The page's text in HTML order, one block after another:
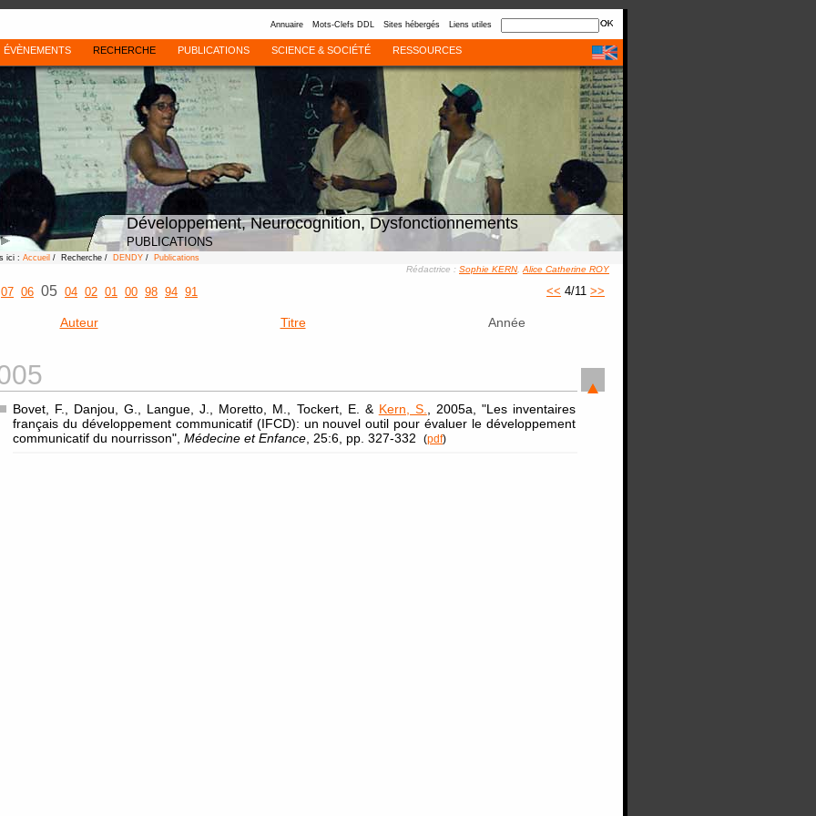
Annuaire Mots-Clefs DDL Sites hébergés Liens utiles
ÉVÈNEMENTS RECHERCHE PUBLICATIONS SCIENCE & SOCIÉTÉ RESSOURCES
Développement, Neurocognition, Dysfonctionnements
PUBLICATIONS
ici : Accueil / Recherche / DENDY / Publications
Rédactrice : Sophie KERN, Alice Catherine ROY
07 06 05 04 02 01 00 98 94 91 << 4/11 >>
Auteur Titre Année
Bovet, F., Danjou, G., Langue, J., Moretto, M., Tockert, E. & Kern, S.
, 2005a, "Les inventaires
français du développement communicatif (IFCD): un nouvel outil pour évaluer le développement
communicatif du nourrisson", Médecine et Enfance , 25:6, pp. 327-332 (pdf)